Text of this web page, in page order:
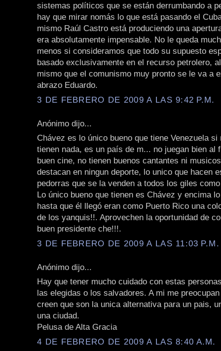
sistemas políticos que se están derrumbando a
hay que mirar nomás lo que está pasando el
mismo Raúl Castro está produciendo una
era absolutamente impensable. No le queda
menos si consideramos que todo su supuesto
basado exclusivamente en el recurso petrolero,
mismo que el comunismo muy pronto se le va a
abrazo Eduardo.
3 DE FEBRERO DE 2009 A LAS 9:42 P.M.
Anónimo dijo...
Chávez es lo único bueno que tiene Venezuela si
tienen nada, es un país de m... no juegan bien al
buen cine, no tienen buenos cantantes ni
destacan en ningun deporte, lo unico que hacen
pedorras que se la venden a todos los giles
Lo único bueno que tienen es Chávez y encima
hasta que él llegó eran como Puerto Rico una
de los yanquis!!. Aprovechen la oportunidad de
buen presidente che!!!.
3 DE FEBRERO DE 2009 A LAS 11:03 P.M.
Anónimo dijo...
Hay que tener mucho cuidado con estas
las elegidas o los salvadores. A mi me
creen que son la unica alternativa para un pais,
una ciudad.
Pelusa de Alta Gracia
4 DE FEBRERO DE 2009 A LAS 8:40 A.M.